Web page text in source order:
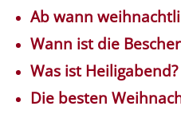
Ab wann
Wann ist die
Was ist Heiligabend?
Die besten